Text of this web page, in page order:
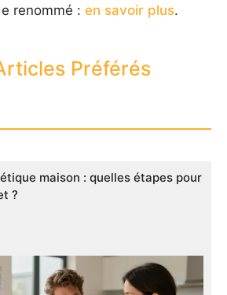
renommé : en savoir plus.
Préférés
maison : quelles étapes pour
?